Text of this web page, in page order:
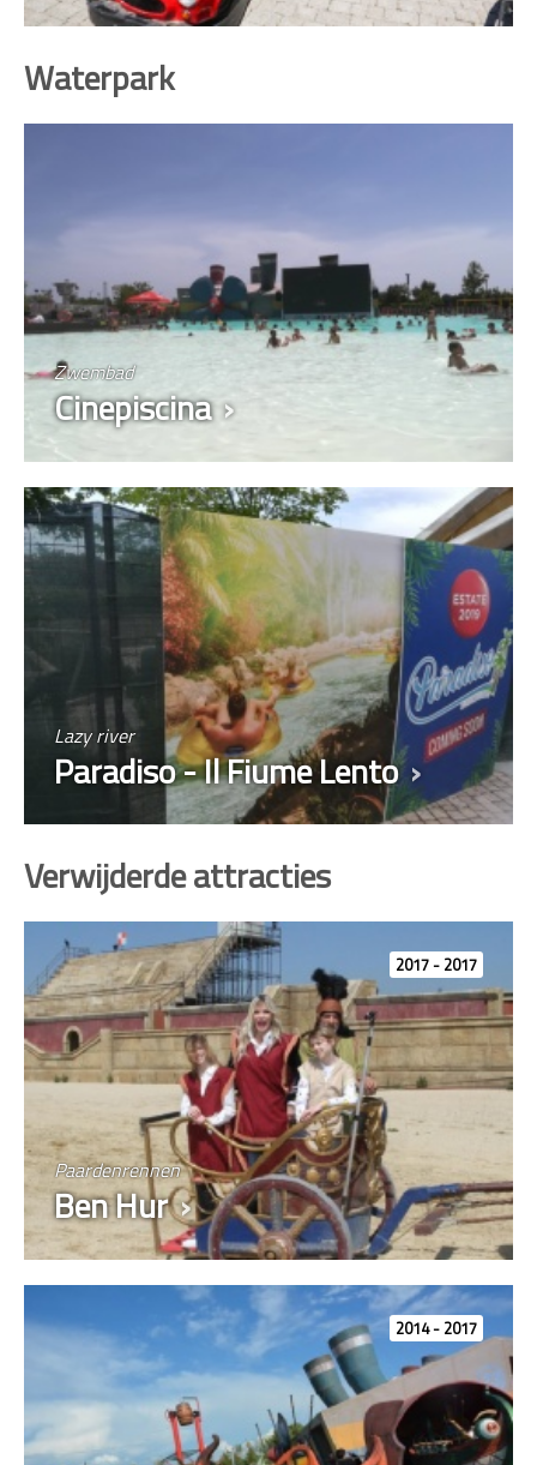
Waterpark
Zwembad
Cinepiscina
Lazy river
Paradiso - Il Fiume Lento
Verwijderde attracties
Paardenrennen
Ben Hur
2017 - 2017
2014 - 2017